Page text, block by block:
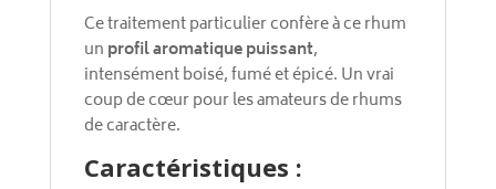
Ce traitement particulier confère à ce rhum
un profil aromatique puissant,
intensément boisé, fumé et épicé. Un vrai
coup de cœur pour les amateurs de rhums
de caractère.
Caractéristiques :